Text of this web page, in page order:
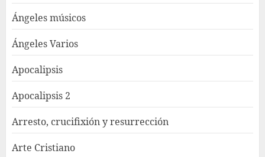
Ángeles músicos
Ángeles Varios
Apocalipsis
Apocalipsis 2
Arresto, crucifixión y resurrección
Arte Cristiano